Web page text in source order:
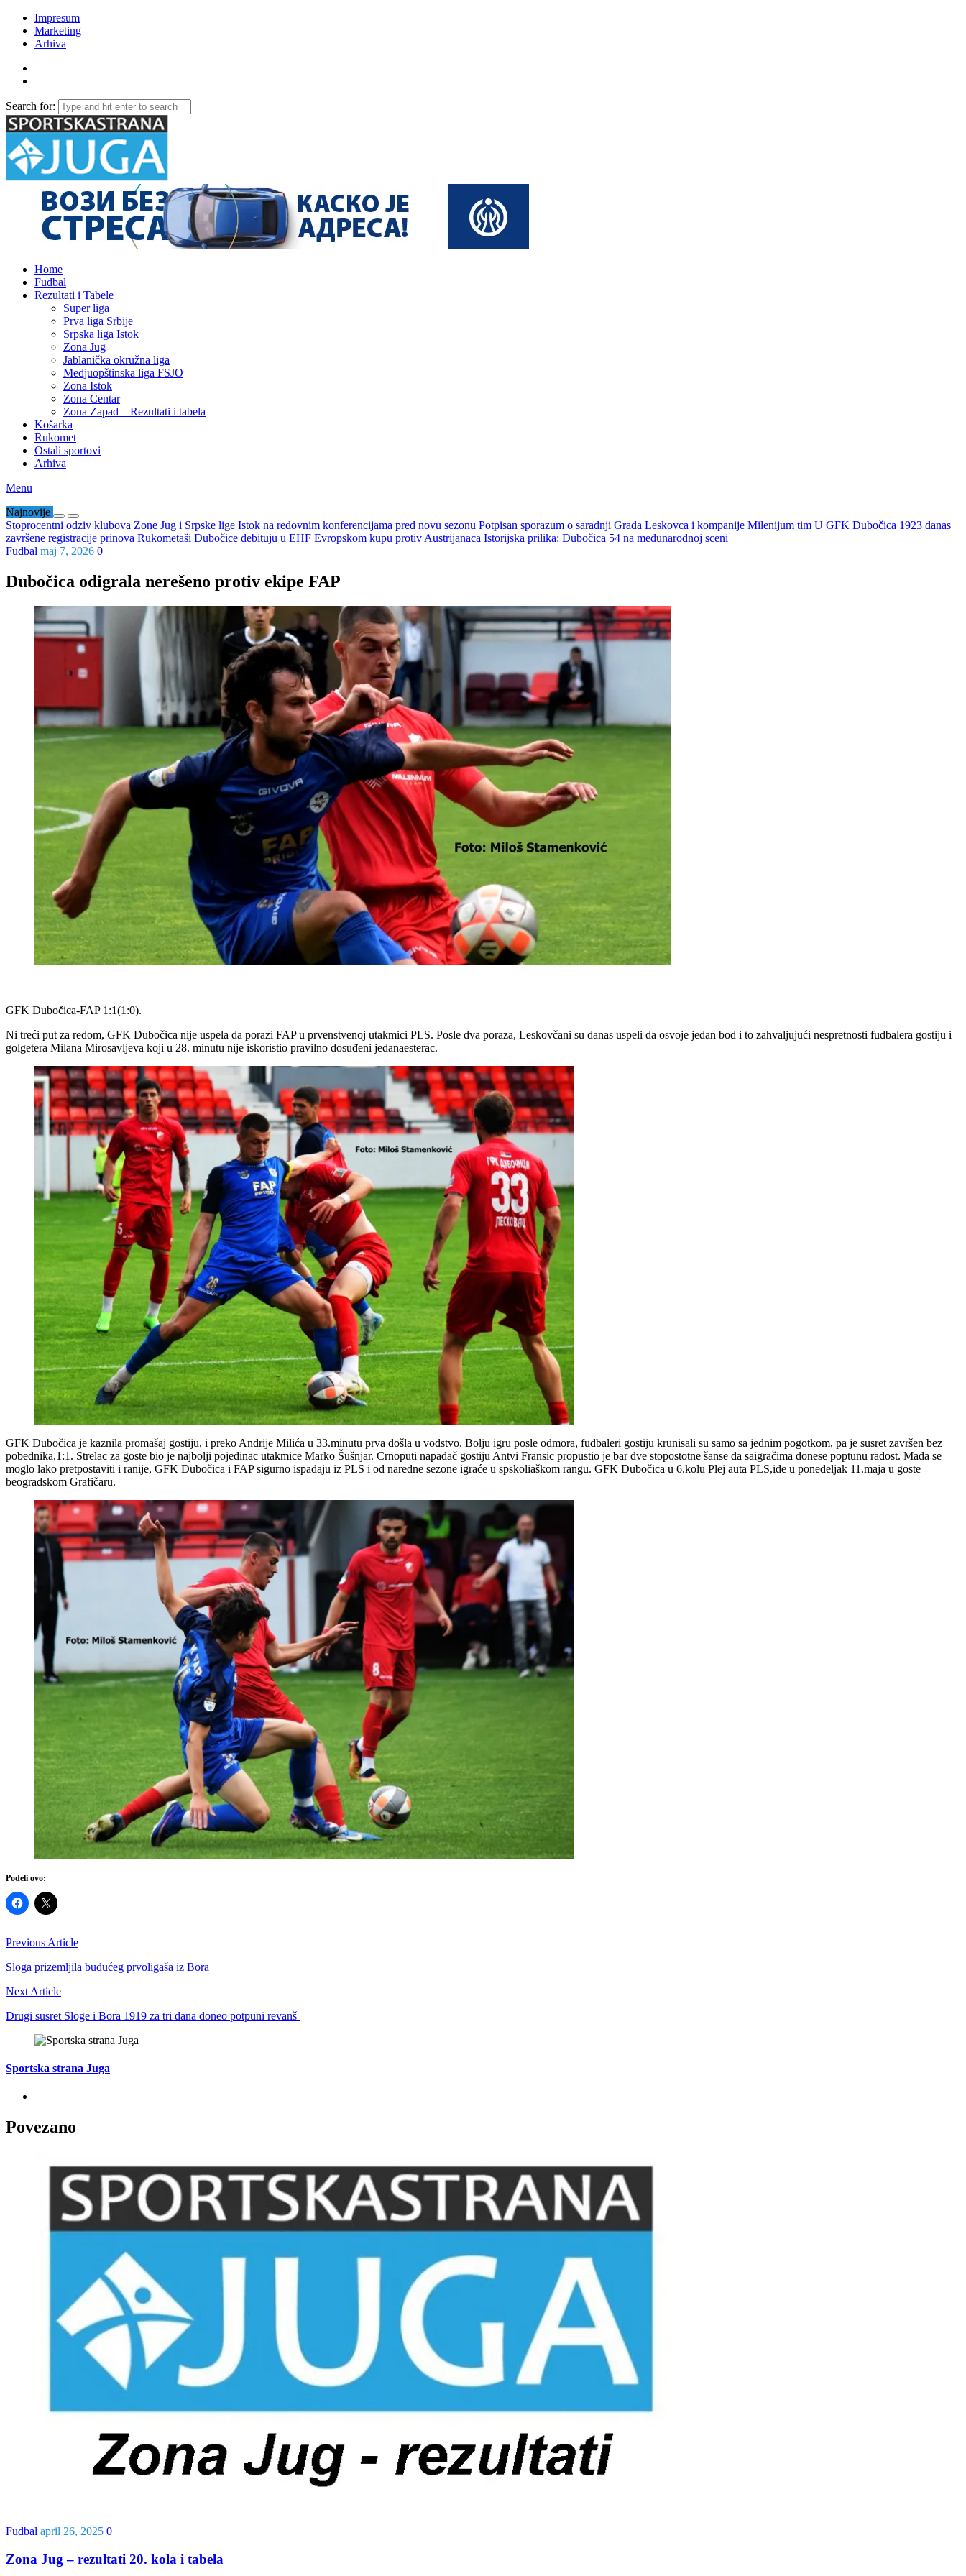
Impresum
Marketing
Arhiva
Search for:
Home
Fudbal
Rezultati i Tabele
Super liga
Prva liga Srbije
Srpska liga Istok
Zona Jug
Jablanička okružna liga
Medjuopštinska liga FSJO
Zona Istok
Zona Centar
Zona Zapad – Rezultati i tabela
Košarka
Rukomet
Ostali sportovi
Arhiva
Menu
Najnovije
Stoprocentni odziv klubova Zone Jug i Srpske lige Istok na redovnim konferencijama pred novu sezonu Potpisan sporazum o saradnji Grada Leskovca i kompanije Milenijum tim U GFK Dubočica 1923 danas
završene registracije prinova Rukometaši Dubočice debituju u EHF Evropskom kupu protiv Austrijanaca Istorijska prilika: Dubočica 54 na međunarodnoj sceni
Fudbal maj 7, 2026 0
Dubočica odigrala nerešeno protiv ekipe FAP
GFK Dubočica-FAP 1:1(1:0).
Ni treći put za redom, GFK Dubočica nije uspela da porazi FAP u prvenstvenoj utakmici PLS. Posle dva poraza, Leskovčani su danas uspeli da osvoje jedan bod i to zahvaljujući nespretnosti fudbalera gostiju i
golgetera Milana Mirosavljeva koji u 28. minutu nije iskoristio pravilno dosuđeni jedanaesterac.
GFK Dubočica je kaznila promašaj gostiju, i preko Andrije Milića u 33.minutu prva došla u vođstvo. Bolju igru posle odmora, fudbaleri gostiju krunisali su samo sa jednim pogotkom, pa je susret završen bez
pobednika,1:1. Strelac za goste bio je najbolji pojedinac utakmice Marko Šušnjar. Crnoputi napadač gostiju Antvi Fransic propustio je bar dve stopostotne šanse da saigračima donese poptunu radost. Mada se
moglo lako pretpostaviti i ranije, GFK Dubočica i FAP sigurno ispadaju iz PLS i od naredne sezone igraće u spskoliaškom rangu. GFK Dubočica u 6.kolu Plej auta PLS,ide u ponedeljak 11.maja u goste
beogradskom Grafičaru.
Podeli ovo:
Previous Article
Sloga prizemljila budućeg prvoligaša iz Bora
Next Article
Drugi susret Sloge i Bora 1919 za tri dana doneo potpuni revanš
Sportska strana Juga
Povezano
Fudbal april 26, 2025 0
Zona Jug – rezultati 20. kola i tabela